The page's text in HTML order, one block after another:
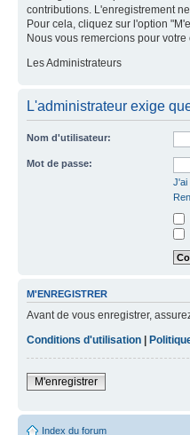
contributions. L'enregistrement
Pour cela, cliquez sur l'option
Nous vous remercions pour
Les Administrateurs
L'administrateur exige
Nom d'utilisateur:
Mot de passe:
J'ai
M'ENREGISTRER
Avant de vous enregistrer,
Conditions d'utilisation |
M'enregistrer
Index du forum